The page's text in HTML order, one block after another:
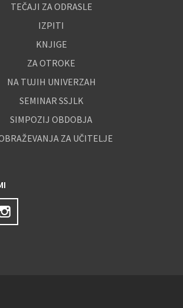
TEČAJI ZA ODRASLE
IZPITI
KNJIGE
ZA OTROKE
NA TUJIH UNIVERZAH
SEMINAR SSJLK
SIMPOZIJ OBDOBJA
ZA UČITELJE